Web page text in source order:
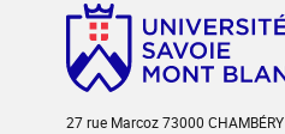
27 rue Marcoz 73000 CHAMBÉRY